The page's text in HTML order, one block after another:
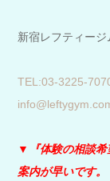
新宿レフティージ
​TEL:03-3225-
▼『体験の相談希
案内が早いです。